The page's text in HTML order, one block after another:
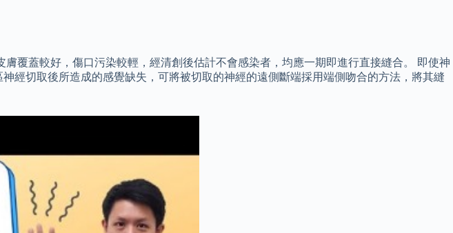
覆蓋較好，傷口污染較輕，經清創後估計不會感染者，均應一期即進行直接縫合。 即使神
經切取後所造成的感覺缺失，可將被切取的神經的遠側斷端採用端側吻合的方法，將其縫